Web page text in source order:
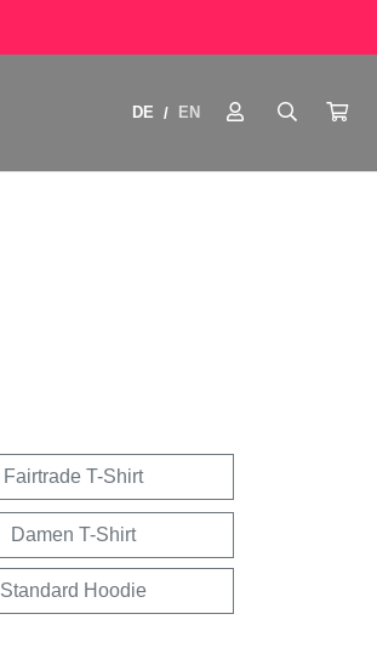
DE / EN
Fairtrade T-Shirt
Damen T-Shirt
Standard Hoodie